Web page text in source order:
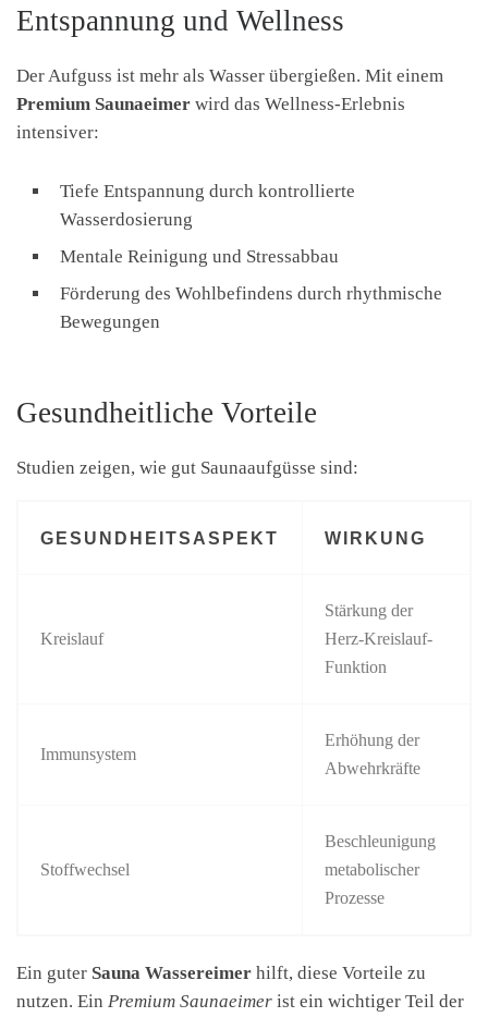
Entspannung und Wellness
Der Aufguss ist mehr als Wasser übergießen. Mit einem
Premium Saunaeimer wird das Wellness-Erlebnis
intensiver:
Tiefe Entspannung durch kontrollierte
Wasserdosierung
Mentale Reinigung und Stressabbau
Förderung des Wohlbefindens durch rhythmische
Bewegungen
Gesundheitliche Vorteile
Studien zeigen, wie gut Saunaaufgüsse sind:
GESUNDHEITSASPEKT WIRKUNG
Kreislauf
Stärkung der
Herz-Kreislauf-
Funktion
Immunsystem
Erhöhung der
Abwehrkräfte
Stoffwechsel
Beschleunigung
metabolischer
Prozesse
Ein guter Sauna Wassereimer hilft, diese Vorteile zu
nutzen. Ein Premium Saunaeimer ist ein wichtiger Teil der